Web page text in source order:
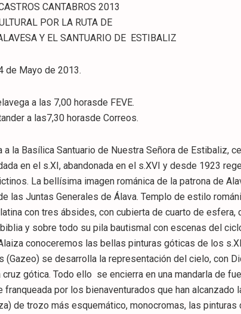
CANTABROS 2013
POR LA RUTA DE
Y EL SANTUARIO DE ESTIBALIZ
de Mayo de 2013.
a las 7,00 horasde FEVE.
a las7,30 horasde Correos.
a la Basílica Santuario de Nuestra Señora de Estibaliz,
en el s.XI, abandonada en el s.XVI y desde 1923
La bellísima imagen románica de la patrona de
las Juntas Generales de Álava. Templo de estilo
con tres ábsides, con cubierta de cuarto de
y sobre todo su pila bautismal con escenas del
conoceremos las bellas pinturas góticas de los
(Gazeo) se desarrolla la representación del cielo, con
cruz gótica. Todo ello se encierra en una mandarla de
franqueada por los bienaventurados que han alcanzado
de trozo más esquemático, monocromas, las pinturas